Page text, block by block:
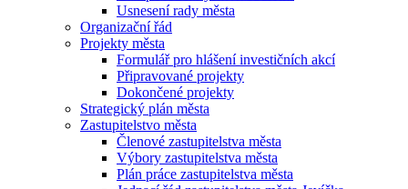
Usnesení rady města
Organizační řád
Projekty města
Formulář pro hlášení investičních akcí
Připravované projekty
Dokončené projekty
Strategický plán města
Zastupitelstvo města
Členové zastupitelstva města
Výbory zastupitelstva města
Plán práce zastupitelstva města